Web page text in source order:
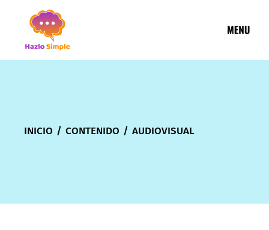
INICIO CONTENIDO AUDIOVISUAL